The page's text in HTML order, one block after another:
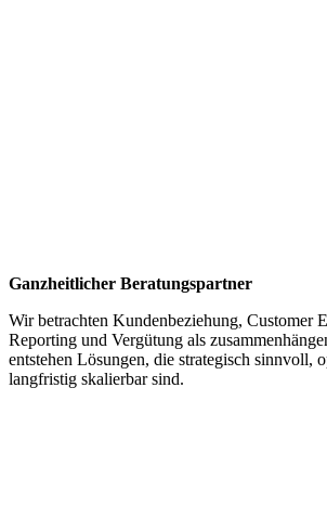
Ganzheitlicher Beratungspartner
Wir betrachten Kundenbeziehung, Customer
Reporting und Vergütung als
entstehen Lösungen, die strategisch sinnvoll,
langfristig skalierbar sind.